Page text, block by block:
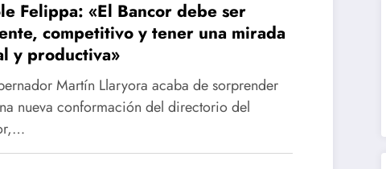
Felippa: «El Bancor debe ser
competitivo y tener una mirada
y productiva»
Martín Llaryora acaba de sorprender
nueva conformación del directorio del